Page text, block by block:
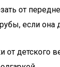
от
если она
от детского